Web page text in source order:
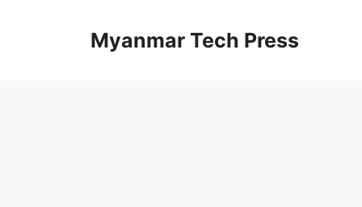
Myanmar Tech Press